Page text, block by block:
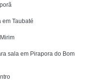
Taubaté
sala em Pirapora do Bom